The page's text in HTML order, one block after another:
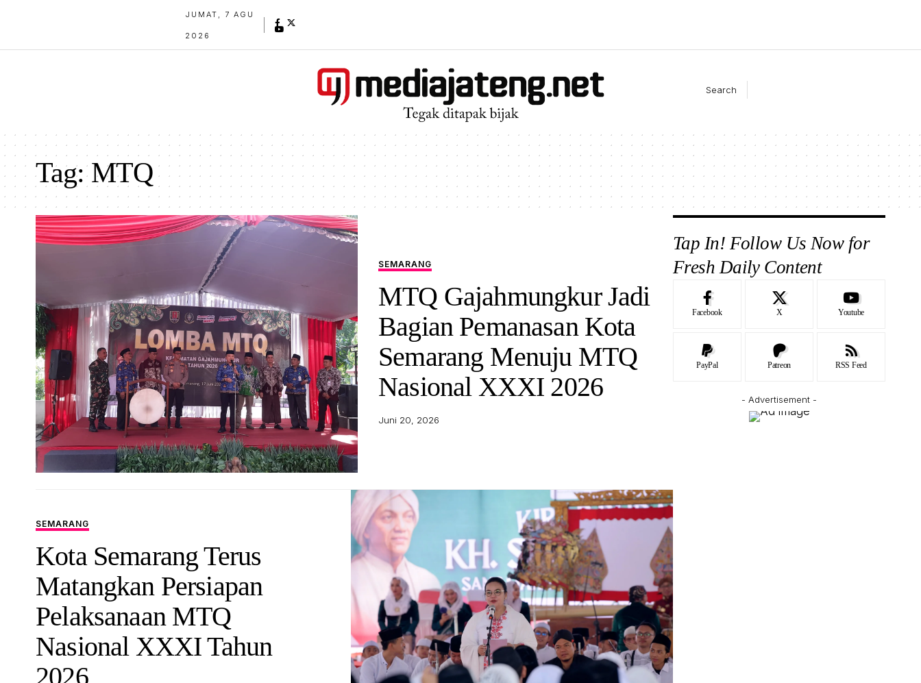
JUMAT, 7 AGU
2026
Search
Tag:MTQ
SEMARANG
MTQ Gajahmungkur Jadi
Bagian Pemanasan Kota
Semarang Menuju MTQ
Nasional XXXI 2026
Juni 20, 2026
SEMARANG
Kota Semarang Terus
Matangkan Persiapan
Pelaksanaan MTQ
Nasional XXXI Tahun
2026
Tap In! Follow Us Now for
Fresh Daily Content
Facebook X Youtube
PayPal Patreon RSS Feed
- Advertisement -